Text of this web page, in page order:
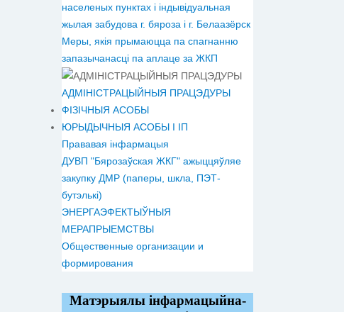
населеных пунктах і індывідуальная
жылая забудова г. бяроза і г. Белаазёрск
Меры, якія прымаюцца па спагнанню
запазычанасці па аплаце за ЖКП
АДМІНІСТРАЦЫЙНЫЯ ПРАЦЭДУРЫ
ФІЗІЧНЫЯ АСОБЫ
ЮРЫДЫЧНЫЯ АСОБЫ І ІП
Прававая інфармацыя
ДУВП "Бярозаўская ЖКГ" ажыццяўляе
закупку ДМР (паперы, шкла, ПЭТ-
бутэлькі)
ЭНЕРГАЭФЕКТЫЎНЫЯ
МЕРАПРЫЕМСТВЫ
Общественные организации и
формирования
Матэрыялы інфармацыйна-